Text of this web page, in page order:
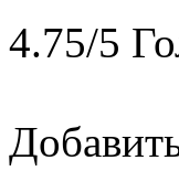
4.75/5